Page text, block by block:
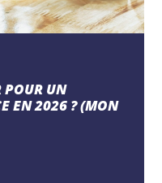
POUR UN
EN 2026 ? (MON